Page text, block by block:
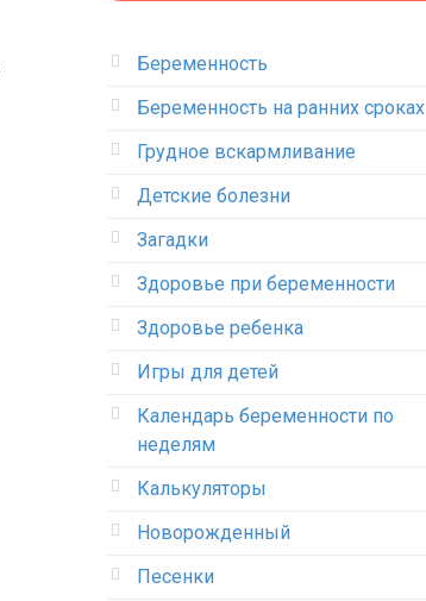
Беременность
Беременность на ранних сроках
Грудное вскармливание
Детские болезни
Загадки
Здоровье при беременности
Здоровье ребенка
Игры для детей
Календарь беременности по
неделям
Калькуляторы
Новорожденный
Песенки